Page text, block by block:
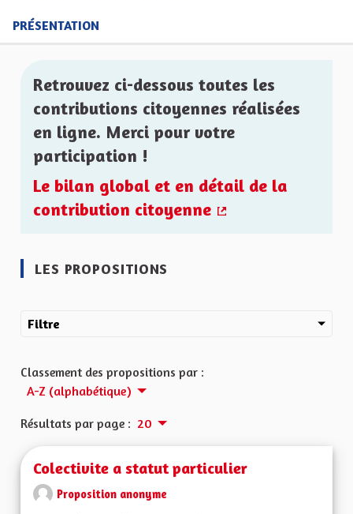
PRÉSENTATION
Retrouvez ci-dessous toutes les
contributions citoyennes réalisées
en ligne. Merci pour votre
participation !
Le bilan global et en détail de la
contribution citoyenne
LES PROPOSITIONS
Filtre
Classement des propositions par :
A-Z (alphabétique)
Résultats par page : 20
Colectivite a statut particulier
Proposition anonyme